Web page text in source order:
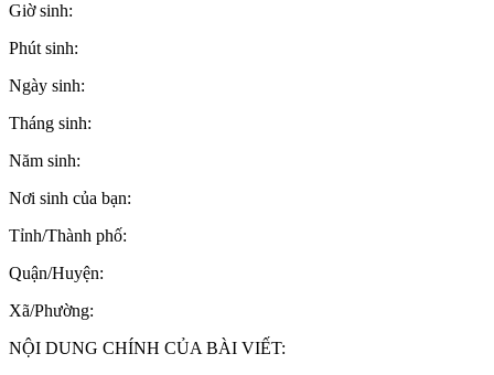
Giờ sinh:
Phút sinh:
Ngày sinh:
Tháng sinh:
Năm sinh:
Nơi sinh của bạn:
Tỉnh/Thành phố:
Quận/Huyện:
Xã/Phường:
NỘI DUNG CHÍNH CỦA BÀI VIẾT: